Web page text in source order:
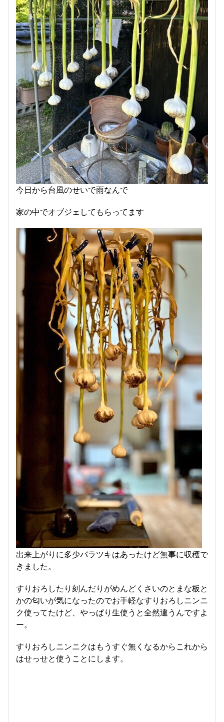
今日から台風のせいで雨なんで
家の中でオブジェしてもらってます
出来上がりに多少バラツキはあったけど無事に収穫で
きました。
すりおろしたり刻んだりがめんどくさいのとまな板と
かの匂いが気になったのでお手軽なすりおろしニンニ
ク使ってたけど、やっぱり生使うと全然違うんですよ
ー。
すりおろしニンニクはもうすぐ無くなるからこれから
はせっせと使うことにします。